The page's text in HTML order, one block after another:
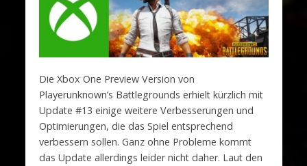
Die Xbox One Preview Version von
Playerunknown’s Battlegrounds erhielt kürzlich mit
Update #13 einige weitere Verbesserungen und
Optimierungen, die das Spiel entsprechend
verbessern sollen. Ganz ohne Probleme kommt
das Update allerdings leider nicht daher. Laut den